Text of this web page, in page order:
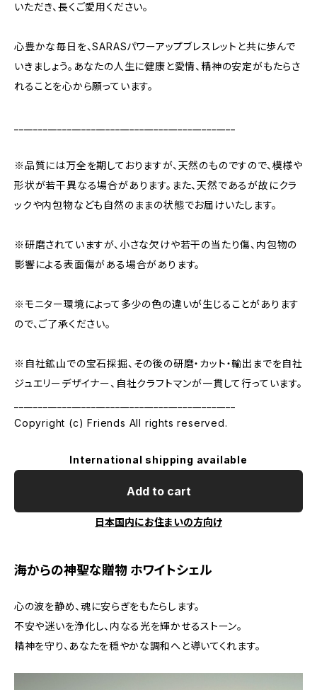
いただき、長くご愛用ください。
心豊かな毎日を、SARASパワーアップブレスレットと共に歩んで
いきましょう。あなたの人生に健康と愛情、精神の安定がもたらさ
れることを心から願っています。
※品質には万全を期しておりますが、天然のものですので、模様や
形状が若干異なる場合があります。また、天然であるが故にクラ
ックや内包物なども自然のままの状態でお届けいたします。
※研磨されていますが、小さな欠けや若干の当たり傷、内包物の
影響による表面傷がある場合があります。
※モニター環境によって多少の色の違いが生じることがあります
ので、ご了承ください。
※自社鉱山での宝石採掘、その後の研磨・カット・輸出までを自社
ジュエリーデザイナー、自社クラフトマンが一貫して行っています。
Copyright (c) Friends All rights reserved.
International shipping available
Add to cart
日本国内にお住まいの方向け
海からの神聖な贈物 ホワイトシェル
心の波を静め、魂に安らぎをもたらします。
不安や迷いを浄化し、内なる光を輝かせるストーン。
精神を守り、あなたを穏やかな調和へと導いてくれます。